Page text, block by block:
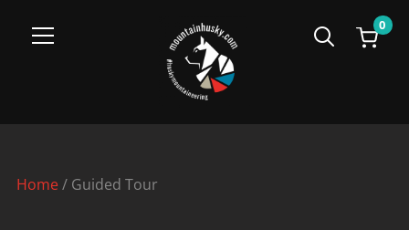
0
Info
Home/ Guided Tour